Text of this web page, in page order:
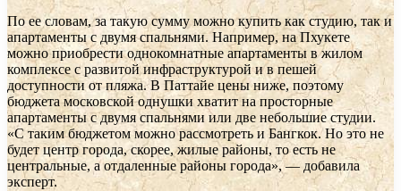
По ее словам, за такую сумму можно купить как студию, так и
апартаменты с двумя спальнями. Например, на Пхукете
можно приобрести однокомнатные апартаменты в жилом
комплексе с развитой инфраструктурой и в пешей
доступности от пляжа. В Паттайе цены ниже, поэтому
бюджета московской однушки хватит на просторные
апартаменты с двумя спальнями или две небольшие студии.
«С таким бюджетом можно рассмотреть и Бангкок. Но это не
будет центр города, скорее, жилые районы, то есть не
центральные, а отдаленные районы города», — добавила
эксперт.